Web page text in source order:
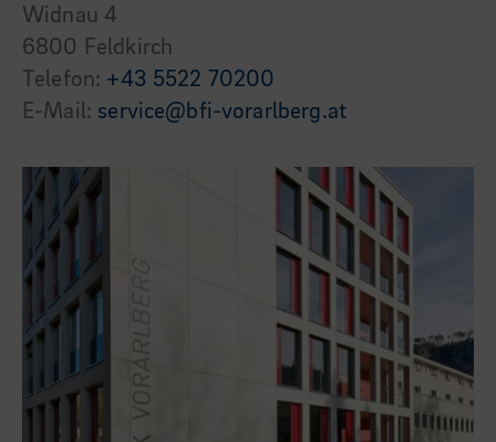
Widnau 4
6800 Feldkirch
Telefon: +43 5522 70200
E-Mail: service@bfi-vorarlberg.at